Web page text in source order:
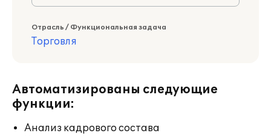
Отрасль / Функциональная задача
Торговля
Автоматизированы следующие
функции:
Анализ кадрового состава